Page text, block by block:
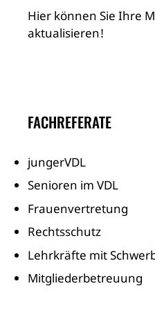
Hier können Sie Ihre
aktualisieren!
FACHREFERATE
jungerVDL
Senioren im VDL
Frauenvertretung
Rechtsschutz
Lehrkräfte mit
Mitgliederbetreuung